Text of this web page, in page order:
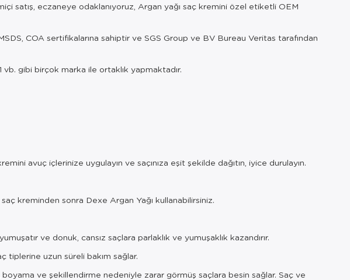
satış, eczaneye odaklanıyoruz, Argan yağı saç kremini özel etiketli OEM
COA sertifikalarına sahiptir ve SGS Group ve BV Bureau Veritas tarafından
gibi birçok marka ile ortaklık yapmaktadır.
avuç içlerinize uygulayın ve saçınıza eşit şekilde dağıtın, iyice durulayın.
kreminden sonra Dexe Argan Yağı kullanabilirsiniz.
ve donuk, cansız saçlara parlaklık ve yumuşaklık kazandırır.
tiplerine uzun süreli bakım sağlar.
boyama ve şekillendirme nedeniyle zarar görmüş saçlara besin sağlar. Saç ve